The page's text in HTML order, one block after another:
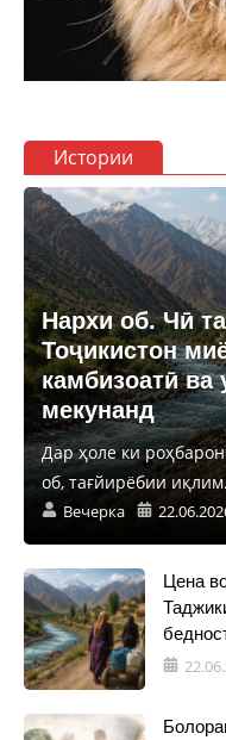
Истории
Нархи об. Чӣ
Тоҷикистон
камбизоатӣ ва
мекунанд
Дар ҳоле ки
об, тағйирёбии
Вечерка
Цена